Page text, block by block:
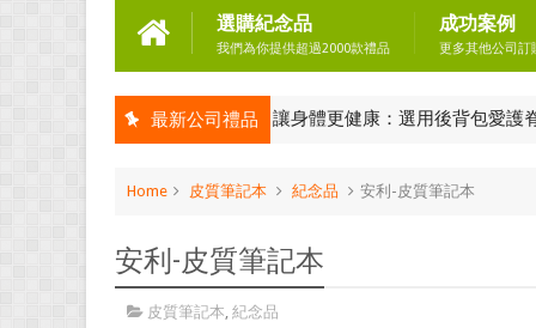
選購紀念品
我們為你提供超過2000款禮品
成功案例
更多其他公司訂
最新公司禮品
客製 後背包 讓身體更健康：選用後背包愛護脊椎！
Home 皮質筆記本 紀念品 安利-皮質筆記本
安利-皮質筆記本
皮質筆記本, 紀念品